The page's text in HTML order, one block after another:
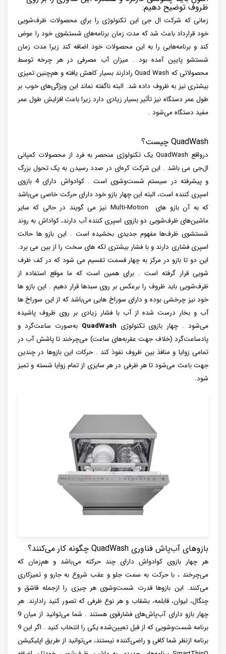
ظروف توضیح دهیم:
زمانی که شرکت ال جی این تکنولوژی را برای محصولات ظرف‌شویی
خود قرارداد باعث شد که مدت زمان برنامه‌های شستشوی خود را عوض
کند و برنامه‌هایی را به این محصولات خود اضافه کند زیرا مدت زمان
شستشو پایین آمده بود . میزان آب مصرفی در هر چرخه توسط
محصولاتی که Quad Wash رادارند بسیار کاهش‌ یافته و هم‌چنین تمیزی
بیشتری نیز به ظروف داده شد. البته ناگفته نماند این ویژگی‌های خوب بر
طول عمر دستگاه نیز تأثیر بسیار زیادی دارد زیرا باعث افزایش طول عمر
مفید دستگاه می‌شود .
QuadWash چیست؟
درواقع QuadWash یک تکنولوژی منحصر به فرد از محصولات کمپانی
ال‌جی می باشد . این شرکت کره‌ای در صدد رسیدن به یک تحول بزرگ
و پیشرفته در سیستم شست‌وشوی است . کوادواش دارای 4 بازوی
اسپری کننده است، البته این چهار بازو خود دارای حرکت خاصی می‌باشد
که به آن بازو های Multi-Motion نیز می گویند در حالی که سایر
ماشین‌های ظرف‌شویی دو بازوی اسپری کننده آب دارند، کواداش به روند
شستشوی ظرف‌‌ها مفهوم جدیدی بخشیده است . این بازو ها حالت
اسپری فشاری دارند و با فشار بیشتری لکه های سخت را از بین می برد.
این دو تا بازو در مرکز به چهار قسمت تقسیم می شود که در کف ظرف
شویی قرار گرفته است . برای همین است که ما موقع استفاده از
ظرف‌شویی باید ظروف را برعکس بر روی سبدها قرار دهیم . این بازو ها
خود نیز چرخشی بوده و دارای سوراخ هایی می‌باشد که از این سوراخ ها
آب و بخار درست شده از آب با فشار زیادی بر روی ظروف پاشیده
می‌شود . چهار بازوی تکنولوژی QuadWash به‌صورت ساعت‌گرد و
پادساعت‌گرد (خلاف جهت عقربه‌های ساعت) می‌چرخند تا پاشش آب در
تمامی زوایا و منافذ بین ظروف نفوذ کند . حرکات این بازوها در چندین
جهت باعث می‌شود تا هر ظرفی در هر سایزی از تمام زوایا شسته و تمیز
شود.
بازوهای آب‌پاش فناوری QuadWash چگونه کار می‌کنند؟
هر چهار بازوی کوادواش دارای چند حرکته می‌باشد و هم‌زمان که
می‌چرخند ، با حرکت به سمت جلو و عقب شروع به جارو و تمیزکاری
می‌کنند. این بازوها قدرت شست‌وشوی هر چیزی را ازجمله قاشق و
چنگال، لیوان، قابلمه، بشقاب و هر نوع ظرفی که تصور کنید رادارند. هر
چهار بازو دارای آب‌پاش‌های فشارقوی هستند . شما می‌توانید از میان 9
برنامه شست‌وشویی که از قبل تعیین‌شده یکی را انتخاب کنید . اگر این 9
برنامه ازنظر شما کافی و راضی‌کننده نیستند، می‌توانید از طریق اپلیکیشن